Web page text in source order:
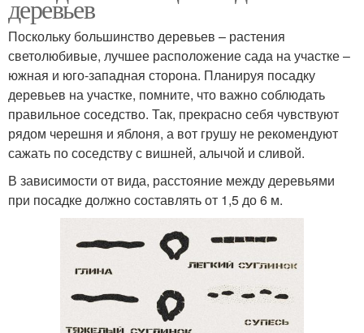
деревьев
Поскольку большинство деревьев – растения
светолюбивые, лучшее расположение сада на участке –
южная и юго-западная сторона. Планируя посадку
деревьев на участке, помните, что важно соблюдать
правильное соседство. Так, прекрасно себя чувствуют
рядом черешня и яблоня, а вот грушу не рекомендуют
сажать по соседству с вишней, алычой и сливой.
В зависимости от вида, расстояние между деревьями
при посадке должно составлять от 1,5 до 6 м.